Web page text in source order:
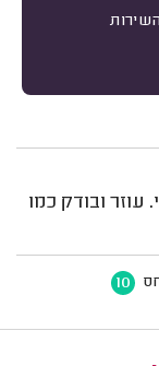
עוזר ובודק כמו
10